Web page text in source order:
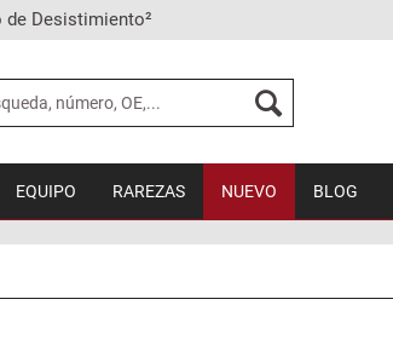
de Desistimiento²
EQUIPO RAREZAS NUEVO BLOG